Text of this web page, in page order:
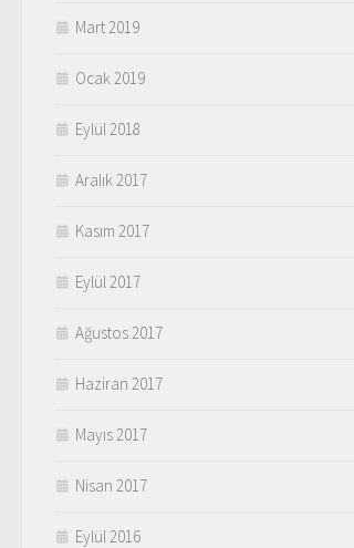
Mart 2019
Ocak 2019
Eylül 2018
Aralık 2017
Kasım 2017
Eylül 2017
Ağustos 2017
Haziran 2017
Mayıs 2017
Nisan 2017
Eylül 2016